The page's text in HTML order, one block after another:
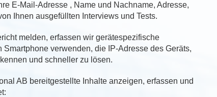
E-Mail-Adresse , Name und Nachname, Adresse,
Ihnen ausgefüllten Interviews und Tests.
melden, erfassen wir gerätespezifische
verwenden, die IP-Adresse des Geräts,
und schneller zu lösen.
AB bereitgestellte Inhalte anzeigen, erfassen und